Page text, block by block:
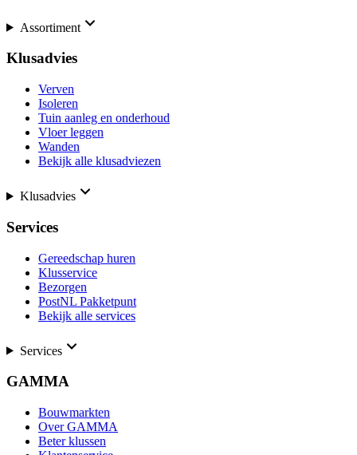
Assortiment
Klusadvies
Verven
Isoleren
Tuin aanleg en onderhoud
Vloer leggen
Wanden
Bekijk alle klusadviezen
Klusadvies
Services
Gereedschap huren
Klusservice
Bezorgen
PostNL Pakketpunt
Bekijk alle services
Services
GAMMA
Bouwmarkten
Over GAMMA
Beter klussen